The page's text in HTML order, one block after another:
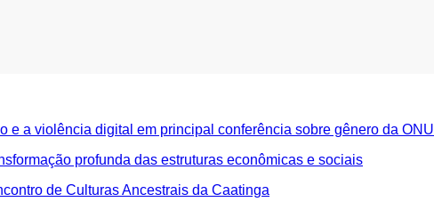
e a violência digital em principal conferência sobre gênero da ONU
profunda das estruturas econômicas e sociais
de Culturas Ancestrais da Caatinga